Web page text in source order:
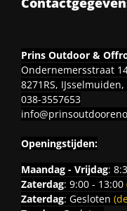
Prins Outdoor &
Ondernemersstraat
8271RS,
038-3557653
Openingstijden:
Maandag - Vrijdag:
Zaterdag: 9:00 - 13:00
Zaterdag: Gesloten